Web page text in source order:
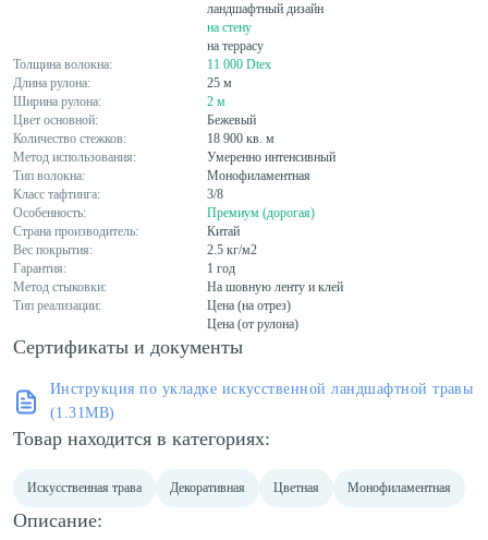
ландшафтный дизайн
на стену
на террасу
Толщина волокна:
11 000 Dtex
Длина рулона:
25 м
Ширина рулона:
2 м
Цвет основной:
Бежевый
Количество стежков:
18 900 кв. м
Метод использования:
Умеренно интенсивный
Тип волокна:
Монофиламентная
Класс тафтинга:
3/8
Особенность:
Премиум (дорогая)
Страна производитель:
Китай
Вес покрытия:
2.5 кг/м2
Гарантия:
1 год
Метод стыковки:
На шовную ленту и клей
Тип реализации:
Цена (на отрез)
Цена (от рулона)
Сертификаты и документы
Инструкция по укладке искусственной ландшафтной травы
(1.31MB)
Товар находится в категориях:
Искусственная трава Декоративная Цветная Монофиламентная
Описание: